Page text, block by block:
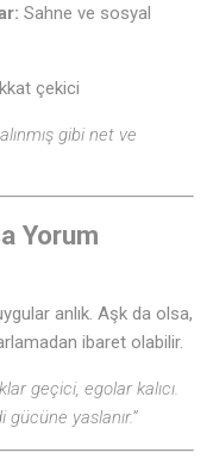
Sahne ve sosyal
çekici
gibi net ve
Yorum
anlık. Aşk da olsa,
ibaret olabilir.
geçici, egolar kalıcı.
yaslanır.”